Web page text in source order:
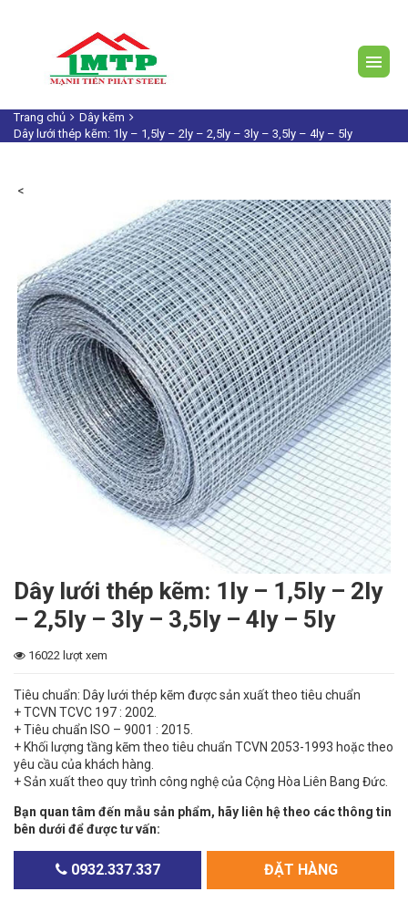
Trang chủ
Dây kẽm
Dây lưới thép kẽm: 1ly – 1,5ly – 2ly – 2,5ly – 3ly – 3,5ly – 4ly – 5ly
<
Dây lưới thép kẽm: 1ly – 1,5ly – 2ly
– 2,5ly – 3ly – 3,5ly – 4ly – 5ly
16022 lượt xem
Tiêu chuẩn: Dây lưới thép kẽm được sản xuất theo tiêu chuẩn
+ TCVN TCVC 197 : 2002.
+ Tiêu chuẩn ISO – 9001 : 2015.
+ Khối lượng tầng kẽm theo tiêu chuẩn TCVN 2053-1993 hoặc theo
yêu cầu của khách hàng.
+ Sản xuất theo quy trình công nghệ của Cộng Hòa Liên Bang Đức.
Bạn quan tâm đến mẫu sản phẩm, hãy liên hệ theo các thông tin
bên dưới để được tư vấn:
0932.337.337 ĐẶT HÀNG